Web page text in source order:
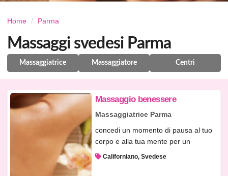
Home Parma
Massaggi svedesi Parma
Massaggiatrice Massaggiatore Centri
Massaggio benessere
Massaggiatrice Parma
concedi un momento di pausa al tuo
corpo e alla tua mente per un
benes...
Californiano, Svedese